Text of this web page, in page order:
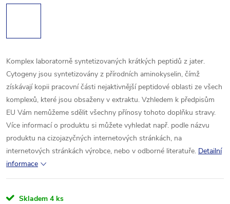
Komplex laboratorně syntetizovaných krátkých peptidů z jater.
Cytogeny jsou syntetizovány z přírodních aminokyselin, čímž
získávají kopii pracovní části nejaktivnější peptidové oblasti ze všech
komplexů, které jsou obsaženy v extraktu. Vzhledem k předpisům
EU Vám nemůžeme sdělit všechny přínosy tohoto doplňku stravy.
Více informací o produktu si můžete vyhledat např. podle názvu
produktu na cizojazyčných internetových stránkách, na
internetových stránkách výrobce, nebo v odborné literatuře. Detailní
informace
Skladem 4 ks